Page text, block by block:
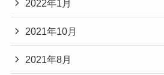
2022年1月
2021年10月
2021年8月